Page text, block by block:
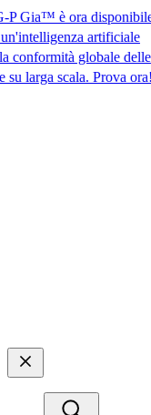
è ora disponibile per
artificiale
globale delle
scala. Prova ora!​​